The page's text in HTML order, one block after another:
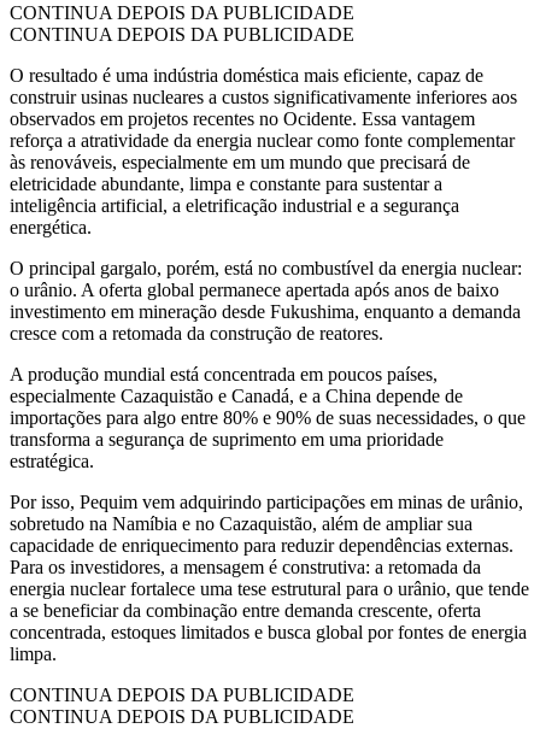
CONTINUA DEPOIS DA PUBLICIDADE
CONTINUA DEPOIS DA PUBLICIDADE
O resultado é uma indústria doméstica mais eficiente, capaz de
construir usinas nucleares a custos significativamente inferiores aos
observados em projetos recentes no Ocidente. Essa vantagem
reforça a atratividade da energia nuclear como fonte complementar
às renováveis, especialmente em um mundo que precisará de
eletricidade abundante, limpa e constante para sustentar a
inteligência artificial, a eletrificação industrial e a segurança
energética.
O principal gargalo, porém, está no combustível da energia nuclear:
o urânio. A oferta global permanece apertada após anos de baixo
investimento em mineração desde Fukushima, enquanto a demanda
cresce com a retomada da construção de reatores.
A produção mundial está concentrada em poucos países,
especialmente Cazaquistão e Canadá, e a China depende de
importações para algo entre 80% e 90% de suas necessidades, o que
transforma a segurança de suprimento em uma prioridade
estratégica.
Por isso, Pequim vem adquirindo participações em minas de urânio,
sobretudo na Namíbia e no Cazaquistão, além de ampliar sua
capacidade de enriquecimento para reduzir dependências externas.
Para os investidores, a mensagem é construtiva: a retomada da
energia nuclear fortalece uma tese estrutural para o urânio, que tende
a se beneficiar da combinação entre demanda crescente, oferta
concentrada, estoques limitados e busca global por fontes de energia
limpa.
CONTINUA DEPOIS DA PUBLICIDADE
CONTINUA DEPOIS DA PUBLICIDADE